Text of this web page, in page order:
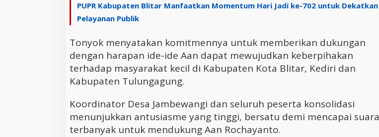
PUPR Kabupaten Blitar Manfaatkan Momentum Hari Jadi ke-702 untuk Dekatkan
Pelayanan Publik
Tonyok menyatakan komitmennya untuk memberikan dukungan
dengan harapan ide-ide Aan dapat mewujudkan keberpihakan
terhadap masyarakat kecil di Kabupaten Kota Blitar, Kediri dan
Kabupaten Tulungagung.
Koordinator Desa Jambewangi dan seluruh peserta konsolidasi
menunjukkan antusiasme yang tinggi, bersatu demi mencapai suara
terbanyak untuk mendukung Aan Rochayanto.